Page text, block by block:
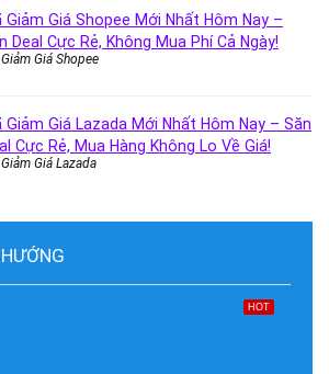
Giảm Giá Shopee Mới Nhất Hôm Nay –
Deal Cực Rẻ, Không Mua Phí Cả Ngày!
Giá Shopee
Giảm Giá Lazada Mới Nhất Hôm Nay – Săn
Cực Rẻ, Mua Hàng Không Lo Về Giá!
Giá Lazada
HOT